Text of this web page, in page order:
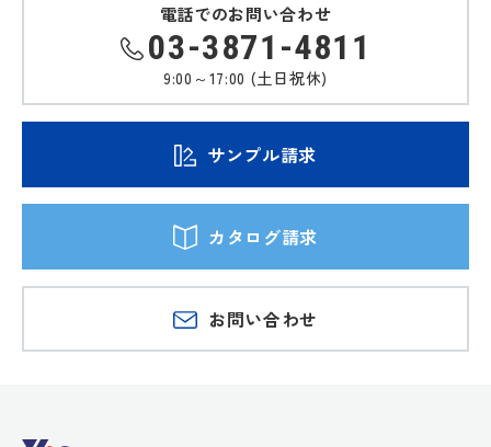
電話でのお問い合わせ
03-3871-4811
9:00～17:00 (土日祝休)
サンプル請求
カタログ請求
お問い合わせ